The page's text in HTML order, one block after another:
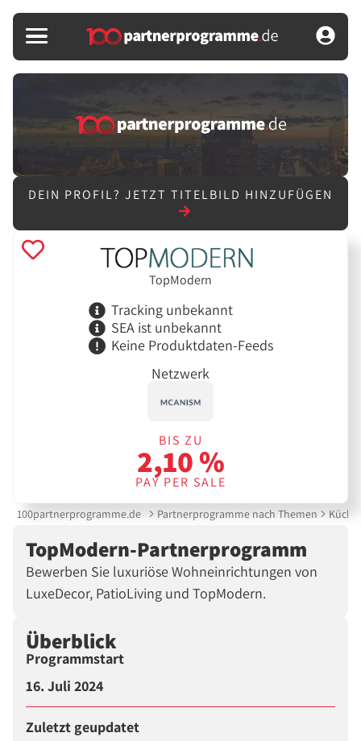
DEIN PROFIL? JETZT TITELBILD HINZUFÜGEN
TopModern
Tracking unbekannt
SEA ist unbekannt
Keine Produktdaten-Feeds
Netzwerk
BIS ZU
2,10 %
PAY PER SALE
100partnerprogramme.de Partnerprogramme nach Themen
TopModern-Partnerprogramm
Bewerben Sie luxuriöse Wohneinrichtungen von
LuxeDecor, PatioLiving und TopModern.
Überblick
Programmstart
16. Juli 2024
Zuletzt geupdatet